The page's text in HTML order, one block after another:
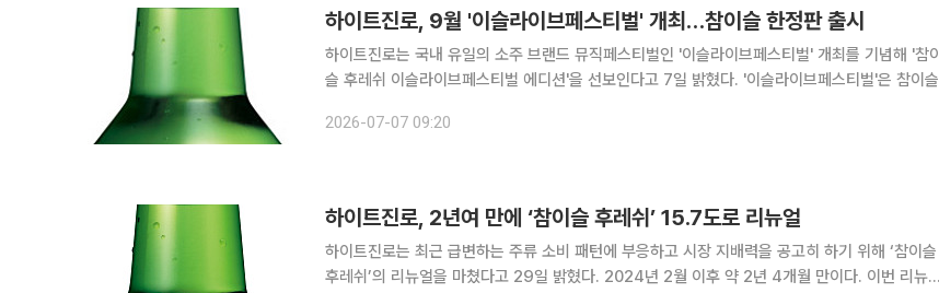
하이트진로, 9월 '이슬라이브페스티벌' 개최…참이슬 한정판 출시
하이트진로는 국내 유일의 소주 브랜드 뮤직페스티벌인 '이슬라이브페스티벌' 개최를 기념해 '참이
슬 후레쉬 이슬라이브페스티벌 에디션'을 선보인다고 7일 밝혔다. '이슬라이브페스티벌'은 참이슬
리며 오는 9월 12일 인천 송도달빛축제공원에서 개최된다. 공연과
2026-07-07 09:20
하이트진로, 2년여 만에 ‘참이슬 후레쉬’ 15.7도로 리뉴얼
하이트진로는 최근 급변하는 주류 소비 패턴에 부응하고 시장 지배력을 공고히 하기 위해 ‘참이슬
후레쉬’의 리뉴얼을 마쳤다고 29일 밝혔다. 2024년 2월 이후 약 2년 4개월 만이다. 이번 리뉴얼